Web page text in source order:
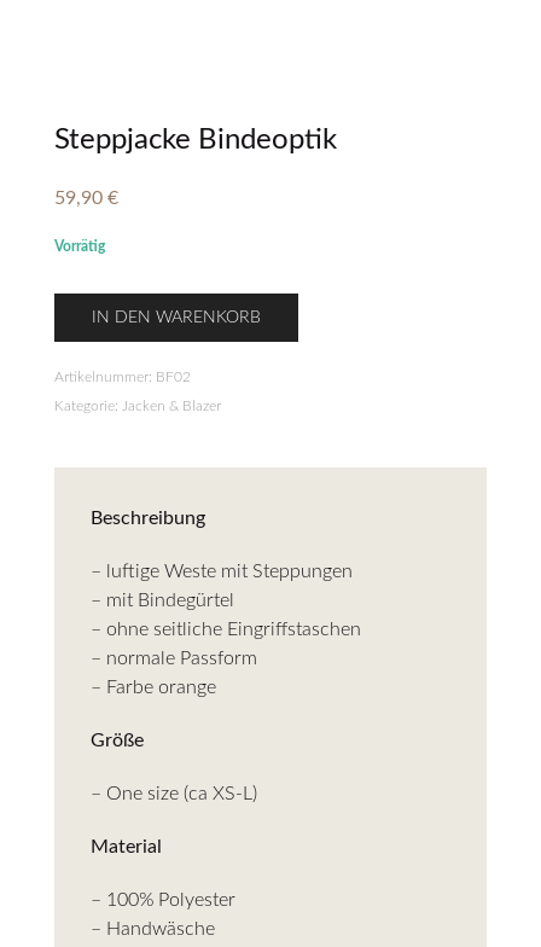
Steppjacke Bindeoptik
59,90 €
Vorrätig
Steppjacke
BindeoptikIN DEN WARENKORB
Artikelnummer: BF02
Kategorie: Jacken & Blazer
Beschreibung
– luftige Weste mit Steppungen
– mit Bindegürtel
– ohne seitliche Eingriffstaschen
– normale Passform
– Farbe orange
Größe
– One size (ca XS-L)
Material
– 100% Polyester
– Handwäsche